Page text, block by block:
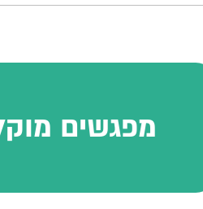
מפגשים